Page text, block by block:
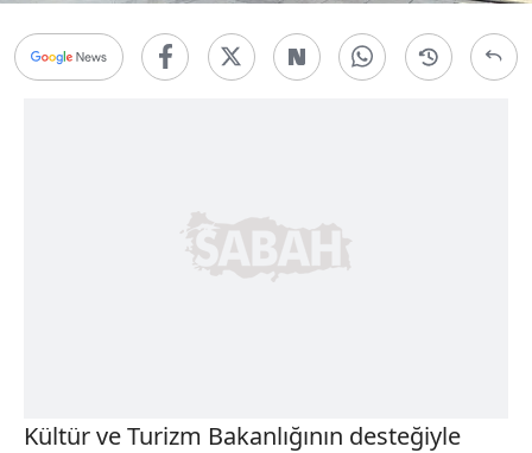
Kültür ve Turizm Bakanlığının desteğiyle